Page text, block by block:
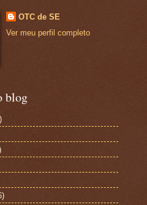
OTC de SE
Ver meu perfil completo
blog